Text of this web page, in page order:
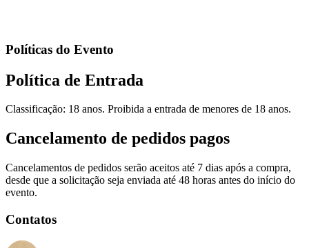
Políticas do Evento
Política de Entrada
Classificação: 18 anos. Proibida a entrada de menores de 18 anos.
Cancelamento de pedidos pagos
Cancelamentos de pedidos serão aceitos até 7 dias após a compra,
desde que a solicitação seja enviada até 48 horas antes do início do
evento.
Contatos